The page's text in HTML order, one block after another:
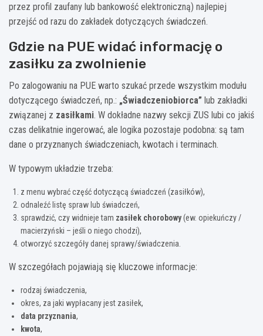
przez profil zaufany lub bankowość elektroniczną) najlepiej
przejść od razu do zakładek dotyczących świadczeń.
Gdzie na PUE widać informację o
zasiłku za zwolnienie
Po zalogowaniu na PUE warto szukać przede wszystkim modułu
dotyczącego świadczeń, np.: „Świadczeniobiorca” lub zakładki
związanej z zasiłkami. W dokładne nazwy sekcji ZUS lubi co jakiś
czas delikatnie ingerować, ale logika pozostaje podobna: są tam
dane o przyznanych świadczeniach, kwotach i terminach.
W typowym układzie trzeba:
z menu wybrać część dotyczącą świadczeń (zasiłków),
odnaleźć listę spraw lub świadczeń,
sprawdzić, czy widnieje tam zasiłek chorobowy(ew. opiekuńczy /
macierzyński – jeśli o niego chodzi),
otworzyć szczegóły danej sprawy/świadczenia.
W szczegółach pojawiają się kluczowe informacje:
rodzaj świadczenia,
okres, za jaki wypłacany jest zasiłek,
data przyznania,
kwota,